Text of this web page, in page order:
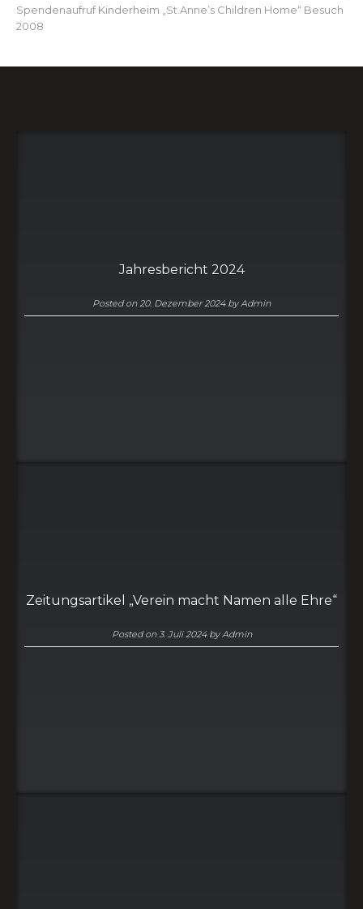
Spendenaufruf Kinderheim „St.Anne’s Children Home“ Besuch
2008
Jahresbericht 2024
Posted on 20. Dezember 2024by Admin
Zeitungsartikel „Verein macht Namen alle Ehre“
Posted on3. Juli 2024by Admin